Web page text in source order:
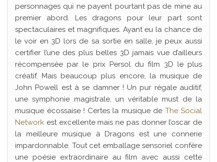
personnages qui ne payent pourtant pas de mine au
premier abord. Les dragons pour leur part sont
spectaculaires et magnifiques. Ayant eu la chance de
le voir en 3D lors de sa sortie en salle, je peux aussi
certifier l’une des plus belles 3D jamais vue d’ailleurs
récompensée par le prix Persol du film 3D le plus
créatif. Mais beaucoup plus encore, la musique de
John Powell est à se damner ! Un pur régale auditif,
une symphonie magistrale, un véritable must de la
musique écossaise ! Certes la musique de The Social
Network est excellente mais ne pas donner l’oscar de
la meilleure musique à Dragons est une connerie
impardonnable. Tout cet emballage sensoriel confère
une poésie extraordinaire au film avec aussi cette